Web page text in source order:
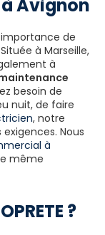
Avignon
de
à Marseille,
à
besoin de
nuit, de faire
, notre
Nous
à
même
?